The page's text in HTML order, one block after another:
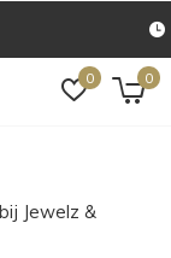
0 0
verzonden
Jewelz &